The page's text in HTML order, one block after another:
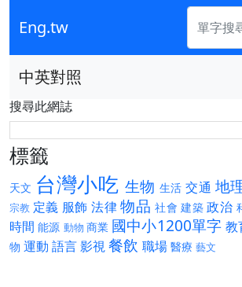
Eng.tw
中英對照
搜尋此網誌
標籤
天文 台灣小吃 生物 生活 交通 地
宗教 定義 服飾 法律物品 社會 建築 政治
時間 能源 動物 商業 國中小1200單字 教
物 運動 語言影視餐飲 職場 醫療 藝文